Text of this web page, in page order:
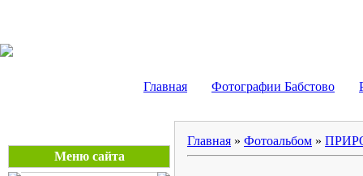
Главная Фотографии Бабстово
Меню сайта
Главная » Фотоальбом »